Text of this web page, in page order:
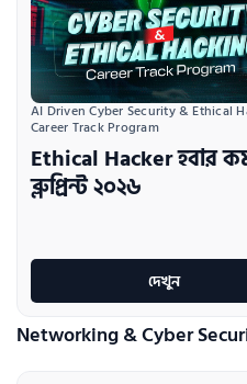
AI Driven Cyber Security & Ethical
Career Track Program
Ethical Hacker হবার
ব্লুপ্রিন্ট ২০২৬
দেখুন
Networking & Cyber